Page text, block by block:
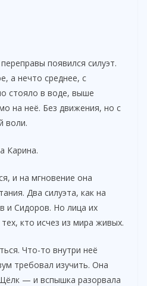
появился силуэт.
а нечто среднее, с
стояло в воде, выше
на неё. Без движения, но с
воли.
Карина.
и на мгновение она
Два силуэта, как на
и Сидоров. Но лица их
кто исчез из мира живых.
Что-то внутри неё
требовал изучить. Она
— и вспышка разорвала